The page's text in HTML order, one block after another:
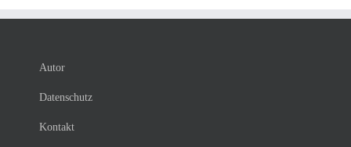
Autor
Datenschutz
Kontakt